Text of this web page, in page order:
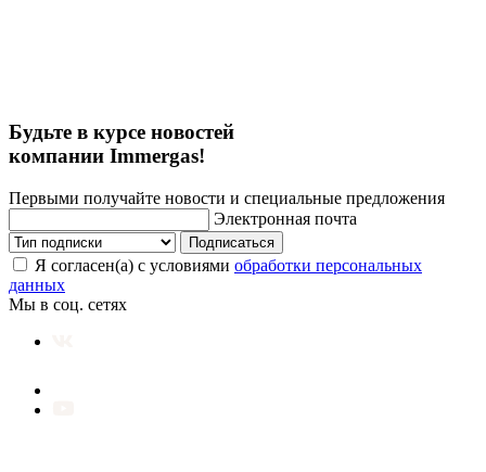
Будьте в курсе новостей
компании Immergas!
Первыми получайте новости и специальные предложения
Электронная почта
Подписаться
Я согласен(а) с условиями обработки персональных
данных
Мы в соц. сетях